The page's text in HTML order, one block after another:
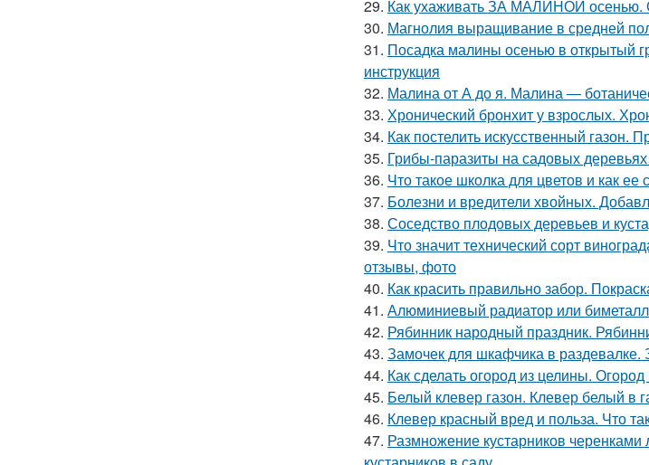
29. Как ухаживать ЗА МАЛИНОЙ
30. Магнолия выращивание в средней
31. Посадка малины осенью в открытый
инструкция
32. Малина от А до я. Малина —
33. Хронический бронхит у взрослых.
34. Как постелить искусственный газон.
35. Грибы-паразиты на садовых
36. Что такое школка для цветов и как ее
37. Болезни и вредители хвойных.
38. Соседство плодовых деревьев и
39. Что значит технический сорт
отзывы, фото
40. Как красить правильно забор.
41. Алюминиевый радиатор или
42. Рябинник народный праздник.
43. Замочек для шкафчика в раздевалке.
44. Как сделать огород из целины.
45. Белый клевер газон. Клевер белый в
46. Клевер красный вред и польза. Что
47. Размножение кустарников